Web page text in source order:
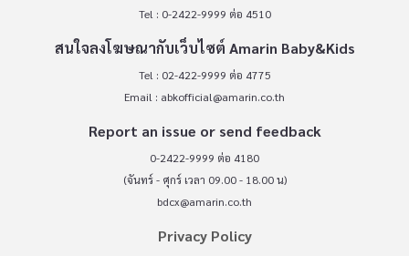
Tel : 0-2422-9999 ต่อ 4510
สนใจลงโฆษณากับเว็บไซต์ Amarin Baby&Kids
Tel : 02-422-9999 ต่อ 4775
Email : abkofficial@amarin.co.th
Report an issue or send feedback
0-2422-9999 ต่อ 4180
(จันทร์ - ศุกร์ เวลา 09.00 - 18.00 น)
bdcx@amarin.co.th
Privacy Policy